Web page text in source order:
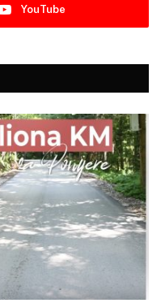
YouTube